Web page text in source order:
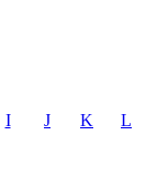
I J K L